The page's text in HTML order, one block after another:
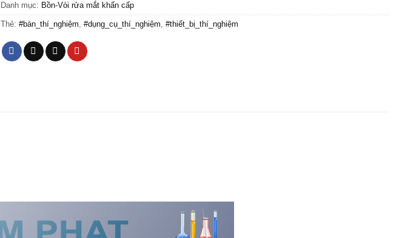
Danh mục: Bồn-Vòi rửa mắt khẩn cấp
Thẻ: #bàn_thí_nghiệm, #dụng_cụ_thí_nghiệm, #thiết_bị_thí_nghiệm